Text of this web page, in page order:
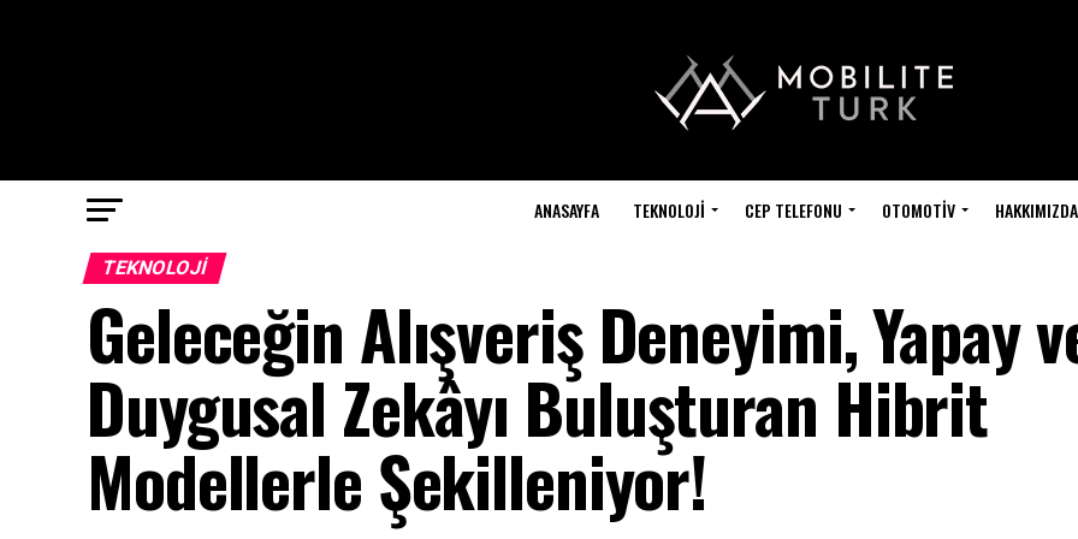
ANASAYFA TEKNOLOJI CEP TELEFONU OTOMOTIV HAKKIMIZDA
TEKNOLOJI
Geleceğin Alışveriş Deneyimi, Yapay
Duygusal Zekâyı Buluşturan Hibrit
Modellerle Şekilleniyor!